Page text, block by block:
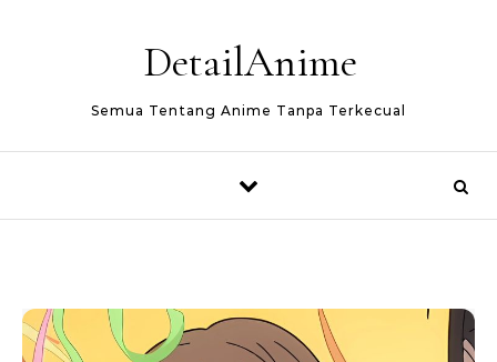
DetailAnime
Semua Tentang Anime Tanpa Terkecual